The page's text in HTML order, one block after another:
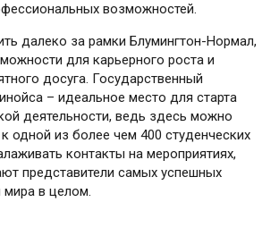
возможностей.
далеко за рамки Блумингтон-Нормал,
для карьерного роста и
досуга. Государственный
– идеальное место для старта
деятельности, ведь здесь можно
одной из более чем 400 студенческих
контакты на мероприятиях,
представители самых успешных
в целом.